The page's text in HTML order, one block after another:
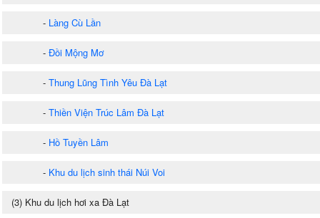
- Làng Cù Lần
- Đồi Mộng Mơ
- Thung Lũng Tình Yêu Đà Lạt
- Thiền Viện Trúc Lâm Đà Lạt
- Hồ Tuyền Lâm
- Khu du lịch sinh thái Núi Voi
(3) Khu du lịch hơi xa Đà Lạt